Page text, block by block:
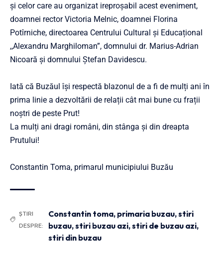
și celor care au organizat ireproșabil acest eveniment,
doamnei rector Victoria Melnic, doamnei Florina
Potîrniche, directoarea Centrului Cultural și Educațional
,,Alexandru Marghiloman”, domnului dr. Marius-Adrian
Nicoară și domnului Ștefan Davidescu.
Iată că Buzăul își respectă blazonul de a fi de mulți ani în
prima linie a dezvoltării de relații cât mai bune cu frații
noștri de peste Prut!
La mulți ani dragi români, din stânga și din dreapta
Prutului!
Constantin Toma, primarul municipiului Buzău
ȘTIRI
DESPRE:
Constantin toma, primaria buzau,stiri
buzau,stiri buzau azi,stiri de buzau azi,
stiri din buzau